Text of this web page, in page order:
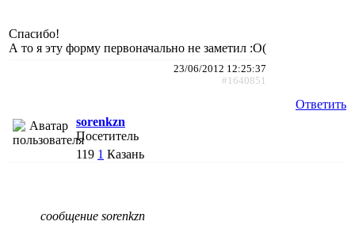
Спасибо!
А то я эту форму первоначально не заметил :О(
23/06/2012 12:25:37
#1640851
Ответить
sorenkzn
Посетитель
119 1 Казань
сообщение sorenkzn